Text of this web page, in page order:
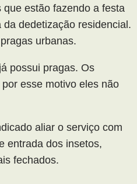
estão fazendo a festa
dedetização residencial.
urbanas.
possui pragas. Os
esse motivo eles não
aliar o serviço com
entrada dos insetos,
fechados.